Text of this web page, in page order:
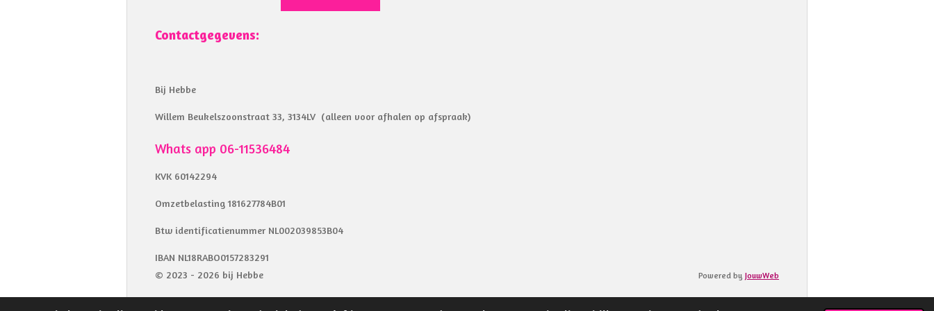
Contactgegevens:
Bij Hebbe
Willem Beukelszoonstraat 33, 3134LV (alleen voor afhalen op afspraak)
Whats app 06-11536484
KVK 60142294
Omzetbelasting 181627784B01
Btw identificatienummer NL002039853B04
IBAN NL18RABO0157283291
© 2023 - 2026 bij Hebbe
Powered by JouwWeb